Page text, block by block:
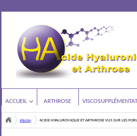
ACCUEIL ARTHROSE
ViscosupplémentationACIDE HYALURONIQUE ET ARTHROSE VUS SUR LES